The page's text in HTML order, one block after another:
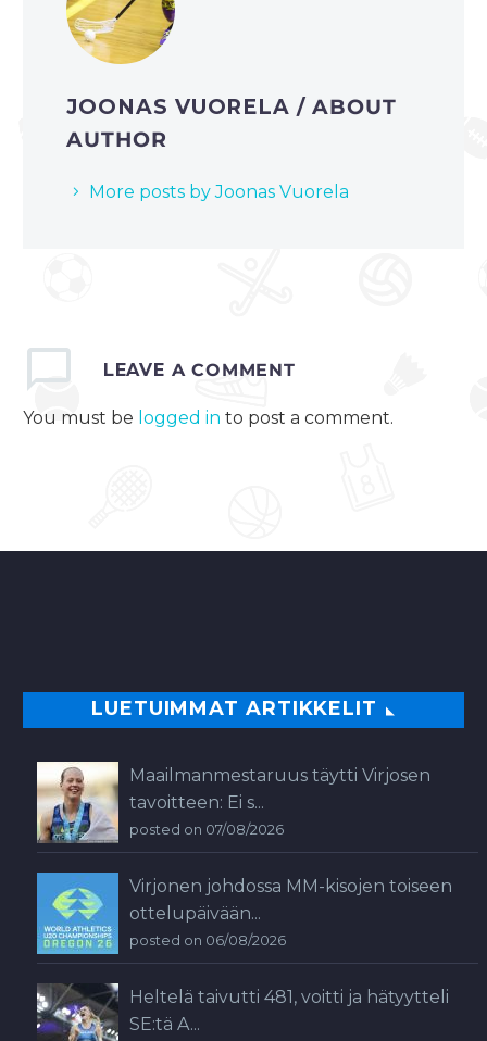
JOONAS VUORELA/ ABOUT
AUTHOR
More posts by Joonas Vuorela
LEAVE A COMMENT
You must be logged in to post a comment.
LUETUIMMAT ARTIKKELIT
Maailmanmestaruus täytti Virjosen
tavoitteen: Ei s...
posted on 07/08/2026
Virjonen johdossa MM-kisojen toiseen
ottelupäivään...
posted on 06/08/2026
Heltelä taivutti 481, voitti ja hätyytteli
SE:tä A...